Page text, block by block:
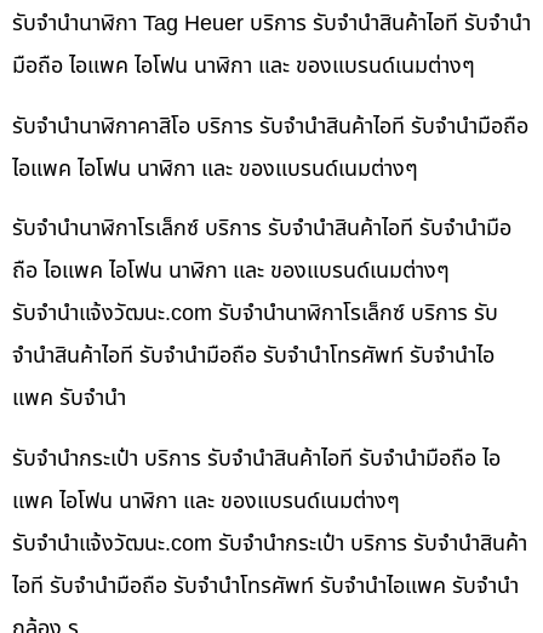
รับจำนำนาฬิกา Tag Heuer บริการ รับจำนำสินค้าไอที รับจำนำ
มือถือ ไอแพค ไอโฟน นาฬิกา และ ของแบรนด์เนมต่างๆ
รับจำนำนาฬิกาคาสิโอ บริการ รับจำนำสินค้าไอที รับจำนำมือถือ
ไอแพค ไอโฟน นาฬิกา และ ของแบรนด์เนมต่างๆ
รับจำนำนาฬิกาโรเล็กซ์ บริการ รับจำนำสินค้าไอที รับจำนำมือ
ถือ ไอแพค ไอโฟน นาฬิกา และ ของแบรนด์เนมต่างๆ
รับจํานําแจ้งวัฒนะ.com รับจำนำนาฬิกาโรเล็กซ์ บริการ รับ
จำนำสินค้าไอที รับจำนำมือถือ รับจำนำโทรศัพท์ รับจำนำไอ
แพค รับจำนำ
รับจำนำกระเป๋า บริการ รับจำนำสินค้าไอที รับจำนำมือถือ ไอ
แพค ไอโฟน นาฬิกา และ ของแบรนด์เนมต่างๆ
รับจํานําแจ้งวัฒนะ.com รับจำนำกระเป๋า บริการ รับจำนำสินค้า
ไอที รับจำนำมือถือ รับจำนำโทรศัพท์ รับจำนำไอแพค รับจำนำ